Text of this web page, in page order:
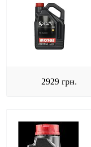
2929 грн.